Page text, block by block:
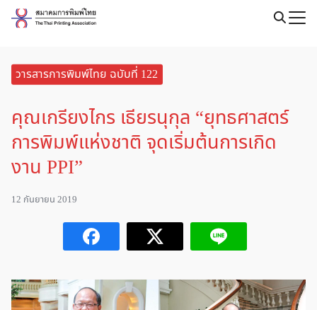
Skip
วารสารการพิมพ์ไทย ฉบับที่ 122
คุณเกรียงไกร เธียรนุกุล “ยุทธศาสตร์
การพิมพ์แห่งชาติ จุดเริ่มต้นการเกิด
งาน PPI”
12 กันยายน 2019